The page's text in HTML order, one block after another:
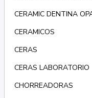
CERAMIC DENTINA
CERAMICOS
CERAS
CERAS LABORATORIO
CHORREADORAS